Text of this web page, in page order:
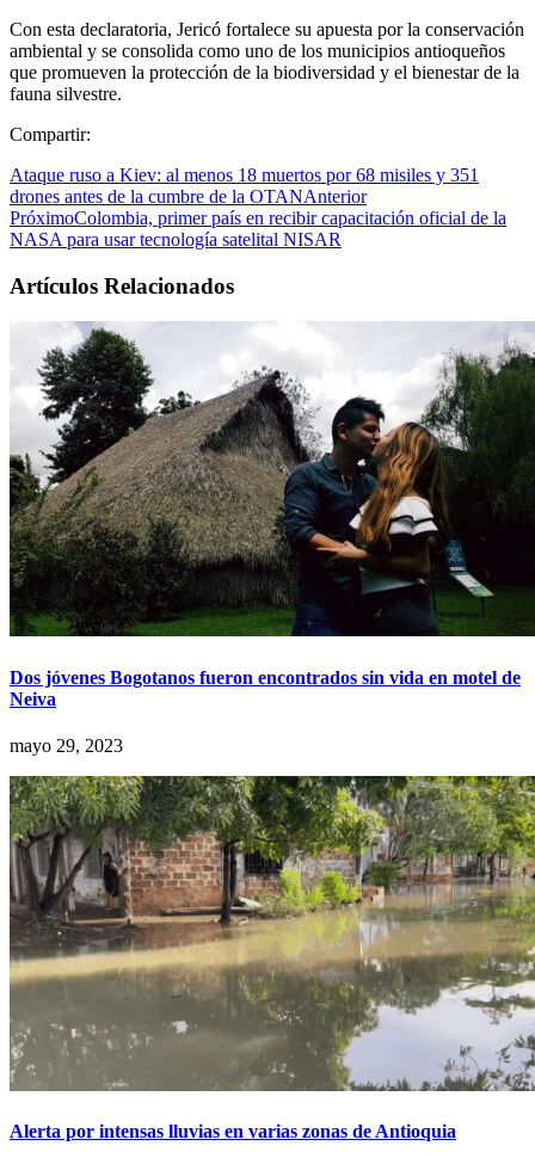
Con esta declaratoria, Jericó fortalece su apuesta por la conservación
ambiental y se consolida como uno de los municipios antioqueños
que promueven la protección de la biodiversidad y el bienestar de la
fauna silvestre.
Compartir:
Ataque ruso a Kiev: al menos 18 muertos por 68 misiles y 351
drones antes de la cumbre de la OTANAnterior
PróximoColombia, primer país en recibir capacitación oficial de la
NASA para usar tecnología satelital NISAR
Artículos Relacionados
Dos jóvenes Bogotanos fueron encontrados sin vida en motel de
Neiva
mayo 29, 2023
Alerta por intensas lluvias en varias zonas de Antioquia